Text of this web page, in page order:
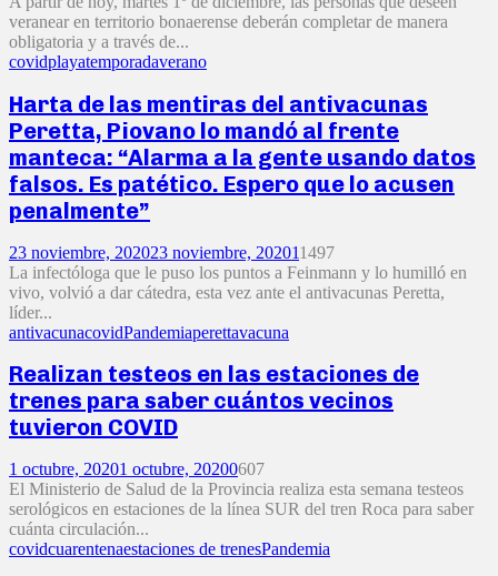
veranear en territorio bonaerense deberán completar de manera
obligatoria y a través de...
covidplayatemporadaverano
Harta de las mentiras del antivacunas
Peretta, Piovano lo mandó al frente
manteca: “Alarma a la gente usando datos
falsos. Es patético. Espero que lo acusen
penalmente”
23 noviembre, 202023 noviembre, 202011497
La infectóloga que le puso los puntos a Feinmann y lo humilló en
vivo, volvió a dar cátedra, esta vez ante el antivacunas Peretta,
líder...
antivacunacovidPandemiaperettavacuna
Realizan testeos en las estaciones de
trenes para saber cuántos vecinos
tuvieron COVID
1 octubre, 20201 octubre, 20200607
El Ministerio de Salud de la Provincia realiza esta semana testeos
serológicos en estaciones de la línea SUR del tren Roca para saber
cuánta circulación...
covidcuarentenaestaciones de trenesPandemia